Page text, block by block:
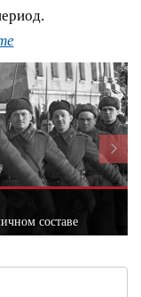
составе